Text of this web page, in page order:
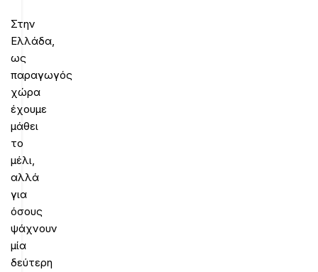
Στην
Ελλάδα,
ως
παραγωγός
χώρα
έχουμε
μάθει
το
μέλι,
αλλά
για
όσους
ψάχνουν
μία
δεύτερη